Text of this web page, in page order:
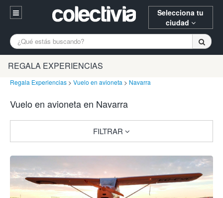
Selecciona tu
ciudad
Entrar
¿Necesitas ayuda? Escríbenos
A Coruña Alicante
Bilbao Burgos Donostia
Gijón Huesca
Madrid Oviedo Palencia
Pamplona Santander Tarragona
REGALA EXPERIENCIAS
Regala Experiencias > Vuelo en avioneta > Navarra
Vuelo en avioneta en Navarra
FILTRAR